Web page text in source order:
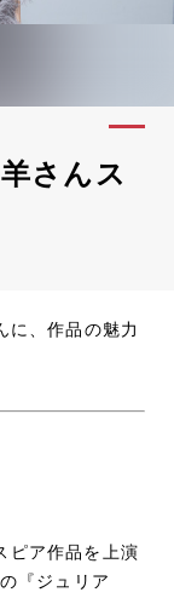
さんス
に、作品の魅力
ピア作品を上演
『ジュリア